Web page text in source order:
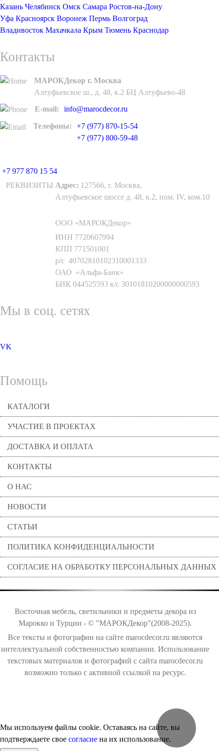
Казань Челябинск Омск Самара Ростов-на-Дону
Уфа Красноярск Воронеж Пермь Волгоград
Владивосток Махачкала Крым Тюмень Краснодар
Контакты
МАРОКДекор г. Москва
Алтуфьевское ш., д. 48, к.2 БЦ Алтуфьево-48
E-mail:
info@marocdecor.ru
Телефоны:
+7 (977) 870-15-54
+7 (977) 800-59-48
+7 977 870 15 54
РЕКВИЗИТЫ Адрес: 127566, г. Москва,
Алтуфьевское шоссе д. 48, к.2, пом. IV, ком.10
ООО «МАРОКДекор»
ИНН 7720607994
КПП 771501001
р/с 40702810102310001333
ОАО «Альфа-Банк»
БИК 044525593 к/с 30101810200000000593
Мы в соц. сетях
VK
Помощь
КАТАЛОГИ
УЧАСТИЕ В ПРОЕКТАХ
ДОСТАВКА И ОПЛАТА
КОНТАКТЫ
О НАС
НОВОСТИ
СТАТЬИ
ПОЛИТИКА КОНФИДЕНЦИАЛЬНОСТИ
СОГЛАСИЕ НА ОБРАБОТКУ ПЕРСОНАЛЬНЫХ ДАННЫХ
Восточная мебель, светильники и предметы декора из
Марокко и Турции - © "МАРОКДекор"(2008-2025).
Все тексты и фотографии на сайте marocdecor.ru являются
интеллектуальной собственностью компании. Использование
текстовых материалов и фотографий с сайта marocdecor.ru
возможно только с активной ссылкой на ресурс.
Мы используем файлы cookie. Оставаясь на сайте, вы
подтверждаете свое согласие на их использование.